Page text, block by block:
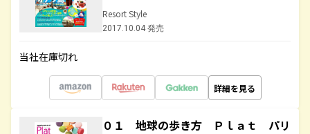
Resort Style
2017.10.04 発売
当社在庫切れ
詳細を見る
０１ 地球の歩き方 Ｐｌａｔ パリ